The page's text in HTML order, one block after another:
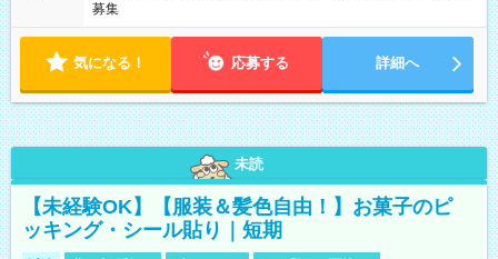
募集
気になる！ 応募する 詳細へ
未読
【未経験OK】【服装＆髪色自由！】お菓子のピ
ッキング・シール貼り｜短期